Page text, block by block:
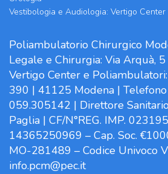
Vestibologia e Audiologia: Vertigo Center
Poliambulatorio Chirurgico
Legale e Chirurgia: Via Arquà, 5
Vertigo Center e
390 | 41125 Modena |
059.305142 | Direttore
Paglia | CF/N°REG. IMP.
14365250969 – Cap. Soc.
MO-281489 – Codice Univoco
info.pcm@pec.it